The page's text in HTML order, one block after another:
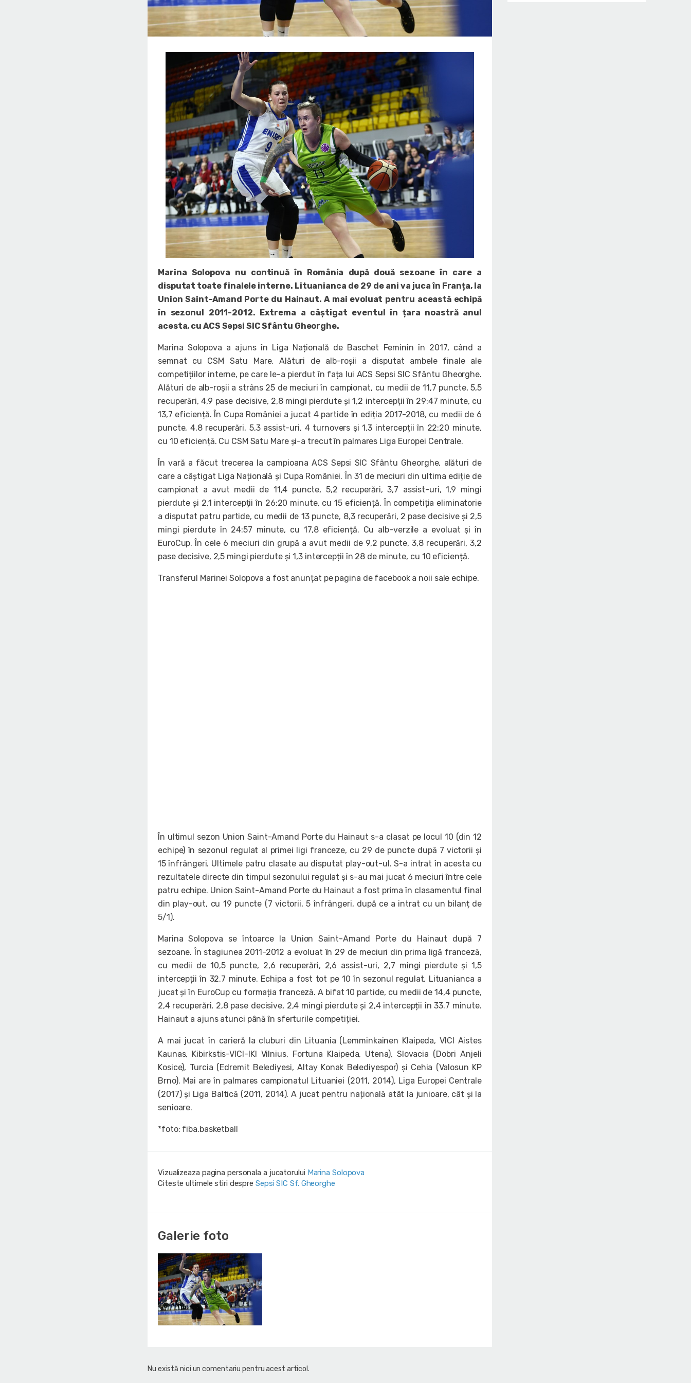
Marina Solopova nu continuă în România după două sezoane în care a
disputat toate finalele interne. Lituanianca de 29 de ani va juca în Franța, la
Union Saint-Amand Porte du Hainaut. A mai evoluat pentru această echipă
în sezonul 2011-2012. Extrema a câștigat eventul în țara noastră anul
acesta, cu ACS Sepsi SIC Sfântu Gheorghe.
Marina Solopova a ajuns în Liga Națională de Baschet Feminin în 2017, când a
semnat cu CSM Satu Mare. Alături de alb-roșii a disputat ambele finale ale
competițiilor interne, pe care le-a pierdut în fața lui ACS Sepsi SIC Sfântu Gheorghe.
Alături de alb-roșii a strâns 25 de meciuri în campionat, cu medii de 11,7 puncte, 5,5
recuperări, 4,9 pase decisive, 2,8 mingi pierdute și 1,2 intercepții în 29:47 minute, cu
13,7 eficiență. În Cupa României a jucat 4 partide în ediția 2017-2018, cu medii de 6
puncte, 4,8 recuperări, 5,3 assist-uri, 4 turnovers și 1,3 intercepții în 22:20 minute,
cu 10 eficiență. Cu CSM Satu Mare și-a trecut în palmares Liga Europei Centrale.
În vară a făcut trecerea la campioana ACS Sepsi SIC Sfântu Gheorghe, alături de
care a câștigat Liga Națională și Cupa României. În 31 de meciuri din ultima ediție de
campionat a avut medii de 11,4 puncte, 5,2 recuperări, 3,7 assist-uri, 1,9 mingi
pierdute și 2,1 intercepții în 26:20 minute, cu 15 eficiență. În competiția eliminatorie
a disputat patru partide, cu medii de 13 puncte, 8,3 recuperări, 2 pase decisive și 2,5
mingi pierdute în 24:57 minute, cu 17,8 eficiență. Cu alb-verzile a evoluat și în
EuroCup. În cele 6 meciuri din grupă a avut medii de 9,2 puncte, 3,8 recuperări, 3,2
pase decisive, 2,5 mingi pierdute și 1,3 intercepții în 28 de minute, cu 10 eficiență.
Transferul Marinei Solopova a fost anunțat pe pagina de facebook a noii sale echipe.
În ultimul sezon Union Saint-Amand Porte du Hainaut s-a clasat pe locul 10 (din 12
echipe) în sezonul regulat al primei ligi franceze, cu 29 de puncte după 7 victorii și
15 înfrângeri. Ultimele patru clasate au disputat play-out-ul. S-a intrat în acesta cu
rezultatele directe din timpul sezonului regulat și s-au mai jucat 6 meciuri între cele
patru echipe. Union Saint-Amand Porte du Hainaut a fost prima în clasamentul final
din play-out, cu 19 puncte (7 victorii, 5 înfrângeri, după ce a intrat cu un bilanț de
5/1).
Marina Solopova se întoarce la Union Saint-Amand Porte du Hainaut după 7
sezoane. În stagiunea 2011-2012 a evoluat în 29 de meciuri din prima ligă franceză,
cu medii de 10,5 puncte, 2,6 recuperări, 2,6 assist-uri, 2,7 mingi pierdute și 1,5
intercepții în 32.7 minute. Echipa a fost tot pe 10 în sezonul regulat. Lituanianca a
jucat și în EuroCup cu formația franceză. A bifat 10 partide, cu medii de 14,4 puncte,
2,4 recuperări, 2,8 pase decisive, 2,4 mingi pierdute și 2,4 intercepții în 33.7 minute.
Hainaut a ajuns atunci până în sferturile competiției.
A mai jucat în carieră la cluburi din Lituania (Lemminkainen Klaipeda, VICI Aistes
Kaunas, Kibirkstis-VICI-IKI Vilnius, Fortuna Klaipeda, Utena), Slovacia (Dobri Anjeli
Kosice), Turcia (Edremit Belediyesi, Altay Konak Belediyespor) și Cehia (Valosun KP
Brno). Mai are în palmares campionatul Lituaniei (2011, 2014), Liga Europei Centrale
(2017) și Liga Baltică (2011, 2014). A jucat pentru națională atât la junioare, cât și la
senioare.
*foto: fiba.basketball
Vizualizeaza pagina personala a jucatorului Marina Solopova
Citeste ultimele stiri despre Sepsi SIC Sf. Gheorghe
Galerie foto
Nu există nici un comentariu pentru acest articol.